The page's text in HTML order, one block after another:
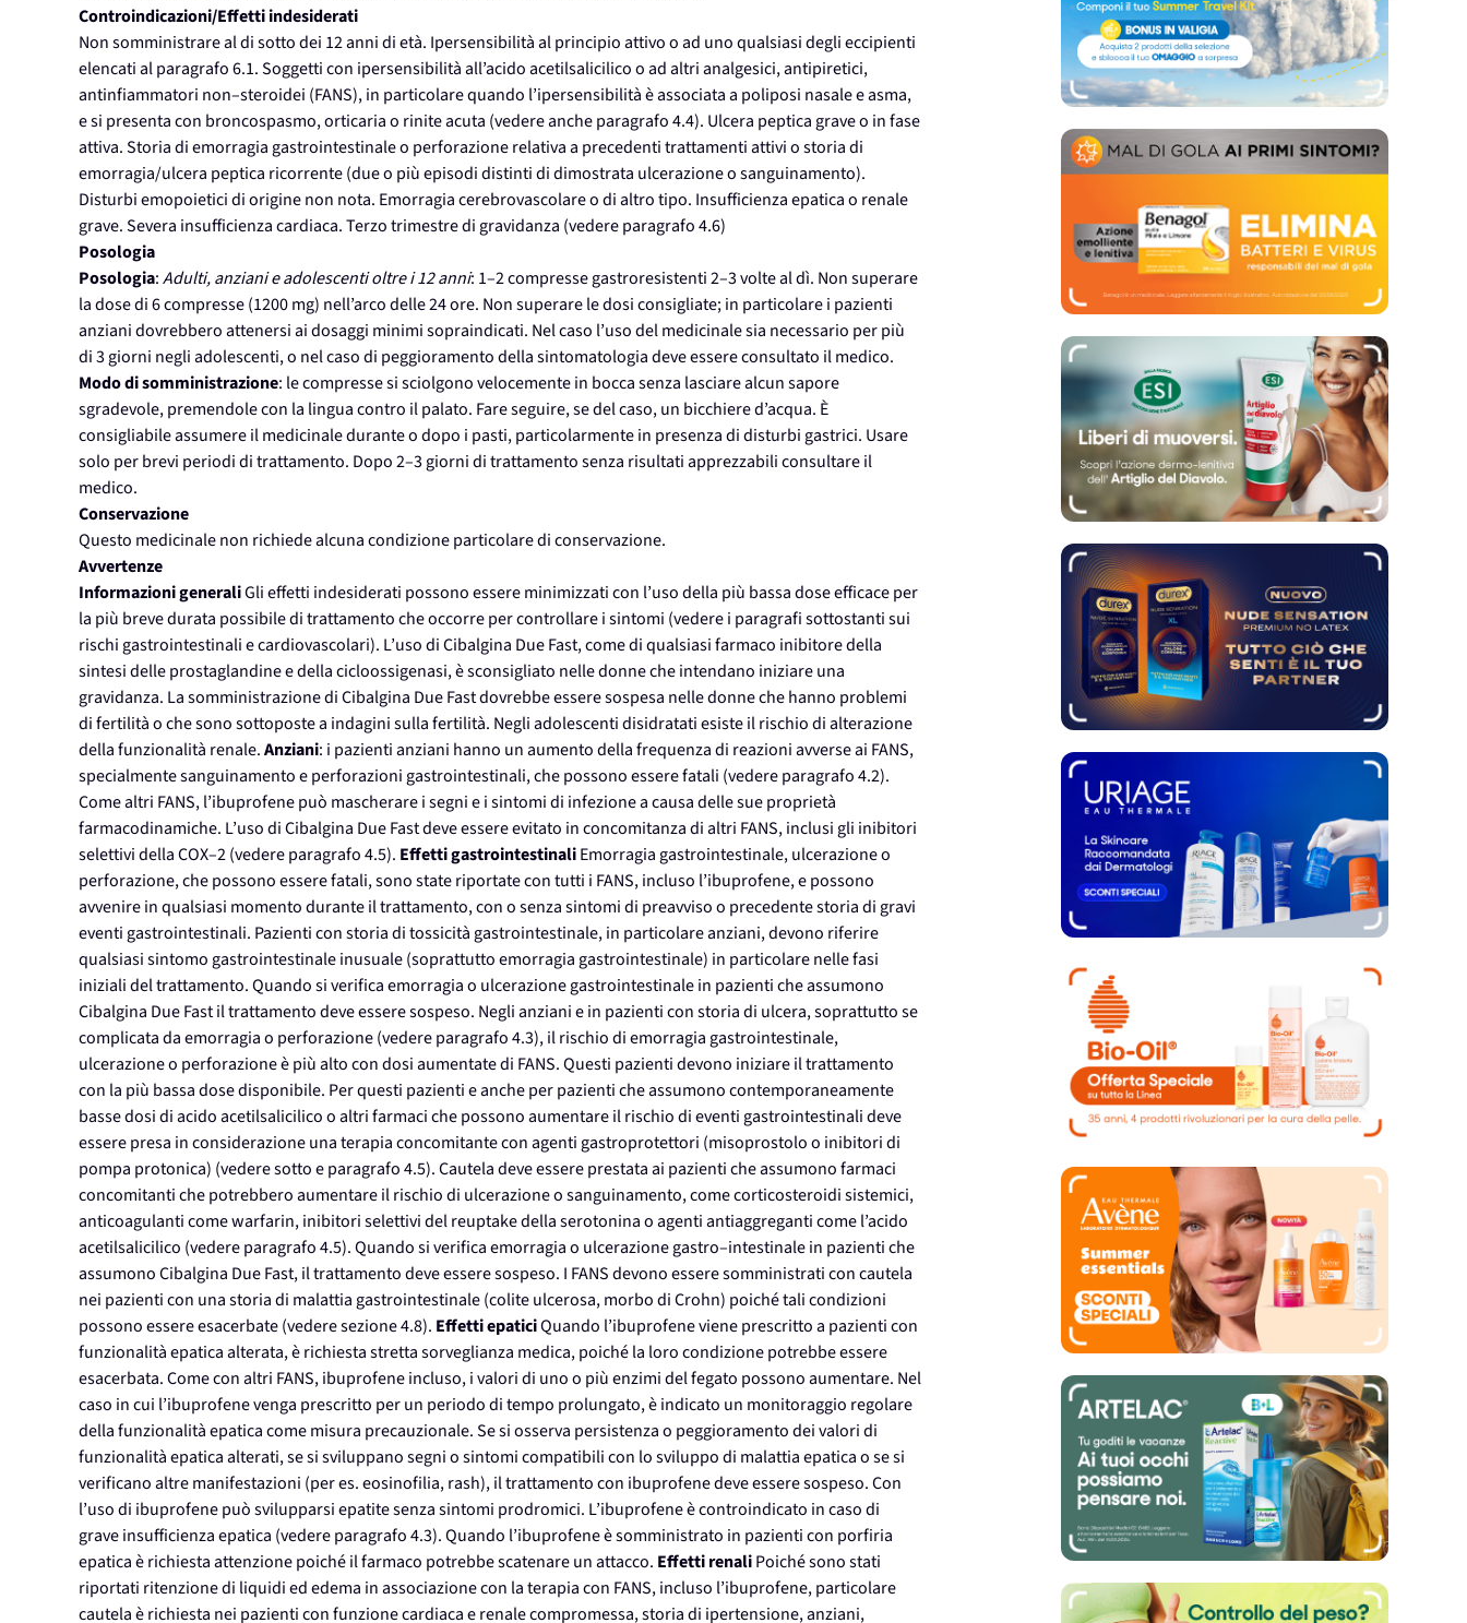
Controindicazioni/Effetti indesiderati
Non somministrare al di sotto dei 12 anni di età. Ipersensibilità al principio attivo o ad uno qualsiasi degli eccipienti
elencati al paragrafo 6.1. Soggetti con ipersensibilità all’acido acetilsalicilico o ad altri analgesici, antipiretici,
antinfiammatori non–steroidei (FANS), in particolare quando l’ipersensibilità è associata a poliposi nasale e asma,
e si presenta con broncospasmo, orticaria o rinite acuta (vedere anche paragrafo 4.4). Ulcera peptica grave o in fase
attiva. Storia di emorragia gastrointestinale o perforazione relativa a precedenti trattamenti attivi o storia di
emorragia/ulcera peptica ricorrente (due o più episodi distinti di dimostrata ulcerazione o sanguinamento).
Disturbi emopoietici di origine non nota. Emorragia cerebrovascolare o di altro tipo. Insufficienza epatica o renale
grave. Severa insufficienza cardiaca. Terzo trimestre di gravidanza (vedere paragrafo 4.6)
Posologia
Posologia:Adulti, anziani e adolescenti oltre i 12 anni: 1–2 compresse gastroresistenti 2–3 volte al dì. Non superare
la dose di 6 compresse (1200 mg) nell’arco delle 24 ore. Non superare le dosi consigliate; in particolare i pazienti
anziani dovrebbero attenersi ai dosaggi minimi sopraindicati. Nel caso l’uso del medicinale sia necessario per più
di 3 giorni negli adolescenti, o nel caso di peggioramento della sintomatologia deve essere consultato il medico.
Modo di somministrazione: le compresse si sciolgono velocemente in bocca senza lasciare alcun sapore
sgradevole, premendole con la lingua contro il palato. Fare seguire, se del caso, un bicchiere d’acqua. È
consigliabile assumere il medicinale durante o dopo i pasti, particolarmente in presenza di disturbi gastrici. Usare
solo per brevi periodi di trattamento. Dopo 2–3 giorni di trattamento senza risultati apprezzabili consultare il
medico.
Conservazione
Questo medicinale non richiede alcuna condizione particolare di conservazione.
Avvertenze
Informazioni generaliGli effetti indesiderati possono essere minimizzati con l’uso della più bassa dose efficace per
la più breve durata possibile di trattamento che occorre per controllare i sintomi (vedere i paragrafi sottostanti sui
rischi gastrointestinali e cardiovascolari). L’uso di Cibalgina Due Fast, come di qualsiasi farmaco inibitore della
sintesi delle prostaglandine e della cicloossigenasi, è sconsigliato nelle donne che intendano iniziare una
gravidanza. La somministrazione di Cibalgina Due Fast dovrebbe essere sospesa nelle donne che hanno problemi
di fertilità o che sono sottoposte a indagini sulla fertilità. Negli adolescenti disidratati esiste il rischio di alterazione
della funzionalità renale.Anziani: i pazienti anziani hanno un aumento della frequenza di reazioni avverse ai FANS,
specialmente sanguinamento e perforazioni gastrointestinali, che possono essere fatali (vedere paragrafo 4.2).
Come altri FANS, l’ibuprofene può mascherare i segni e i sintomi di infezione a causa delle sue proprietà
farmacodinamiche. L’uso di Cibalgina Due Fast deve essere evitato in concomitanza di altri FANS, inclusi gli inibitori
selettivi della COX–2 (vedere paragrafo 4.5). Effetti gastrointestinaliEmorragia gastrointestinale, ulcerazione o
perforazione, che possono essere fatali, sono state riportate con tutti i FANS, incluso l’ibuprofene, e possono
avvenire in qualsiasi momento durante il trattamento, con o senza sintomi di preavviso o precedente storia di gravi
eventi gastrointestinali. Pazienti con storia di tossicità gastrointestinale, in particolare anziani, devono riferire
qualsiasi sintomo gastrointestinale inusuale (soprattutto emorragia gastrointestinale) in particolare nelle fasi
iniziali del trattamento. Quando si verifica emorragia o ulcerazione gastrointestinale in pazienti che assumono
Cibalgina Due Fast il trattamento deve essere sospeso. Negli anziani e in pazienti con storia di ulcera, soprattutto se
complicata da emorragia o perforazione (vedere paragrafo 4.3), il rischio di emorragia gastrointestinale,
ulcerazione o perforazione è più alto con dosi aumentate di FANS. Questi pazienti devono iniziare il trattamento
con la più bassa dose disponibile. Per questi pazienti e anche per pazienti che assumono contemporaneamente
basse dosi di acido acetilsalicilico o altri farmaci che possono aumentare il rischio di eventi gastrointestinali deve
essere presa in considerazione una terapia concomitante con agenti gastroprotettori (misoprostolo o inibitori di
pompa protonica) (vedere sotto e paragrafo 4.5). Cautela deve essere prestata ai pazienti che assumono farmaci
concomitanti che potrebbero aumentare il rischio di ulcerazione o sanguinamento, come corticosteroidi sistemici,
anticoagulanti come warfarin, inibitori selettivi del reuptake della serotonina o agenti antiaggreganti come l’acido
acetilsalicilico (vedere paragrafo 4.5). Quando si verifica emorragia o ulcerazione gastro–intestinale in pazienti che
assumono Cibalgina Due Fast, il trattamento deve essere sospeso. I FANS devono essere somministrati con cautela
nei pazienti con una storia di malattia gastrointestinale (colite ulcerosa, morbo di Crohn) poiché tali condizioni
possono essere esacerbate (vedere sezione 4.8). Effetti epaticiQuando l’ibuprofene viene prescritto a pazienti con
funzionalità epatica alterata, è richiesta stretta sorveglianza medica, poiché la loro condizione potrebbe essere
esacerbata. Come con altri FANS, ibuprofene incluso, i valori di uno o più enzimi del fegato possono aumentare. Nel
caso in cui l’ibuprofene venga prescritto per un periodo di tempo prolungato, è indicato un monitoraggio regolare
della funzionalità epatica come misura precauzionale. Se si osserva persistenza o peggioramento dei valori di
funzionalità epatica alterati, se si sviluppano segni o sintomi compatibili con lo sviluppo di malattia epatica o se si
verificano altre manifestazioni (per es. eosinofilia, rash), il trattamento con ibuprofene deve essere sospeso. Con
l’uso di ibuprofene può svilupparsi epatite senza sintomi prodromici. L’ibuprofene è controindicato in caso di
grave insufficienza epatica (vedere paragrafo 4.3). Quando l’ibuprofene è somministrato in pazienti con porfiria
epatica è richiesta attenzione poiché il farmaco potrebbe scatenare un attacco. Effetti renaliPoiché sono stati
riportati ritenzione di liquidi ed edema in associazione con la terapia con FANS, incluso l’ibuprofene, particolare
cautela è richiesta nei pazienti con funzione cardiaca e renale compromessa, storia di ipertensione, anziani,